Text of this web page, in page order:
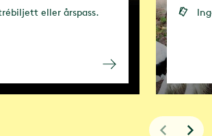
eller årspass.